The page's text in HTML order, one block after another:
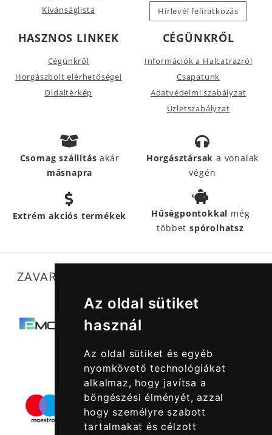
Az oldal sütiket
használ
Az oldal sütiket és egyéb
nyomkövető technológiákat
alkalmaz, hogy javítsa a
böngészési élményét, azzal
hogy személyre szabott
tartalmakat és célzott
Kívánságlista
Hírlevél feliratkozás
HASZNOS LINKEK
Cégünkről
Horgászbolt elérhetőségei
Oldaltérkép
CÉGÜNKRŐL
Információk a Halcatrazról
Csapatunk
Adatvédelmi szabályzat
Üzletszabályzat
Csomag szállításakár
másnapra
Horgásztársak a vonalak
végén
Extrém akciós termékek Hűségpontokkal még
többetspórolhatsz
ZAVARTALAN MŰKÖDÉSÜNKET SEGÍTIK